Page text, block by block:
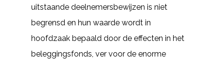
uitstaande deelnemersbewijzen is niet
begrensd en hun waarde wordt in
hoofdzaak bepaald door de effecten in het
beleggingsfonds, ver voor de enorme